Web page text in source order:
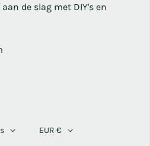
de slag met DIY's en
EUR €